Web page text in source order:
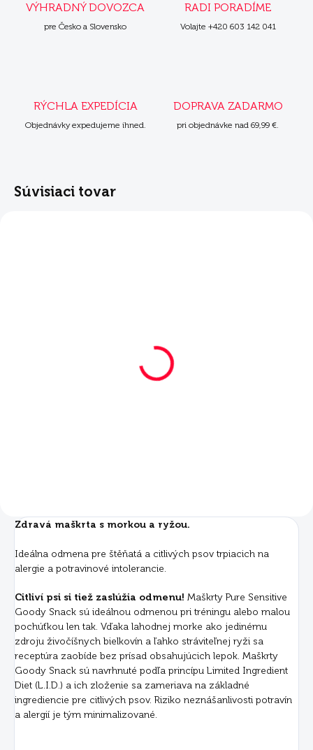
VÝHRADNÝ DOVOZCA
pre Česko a Slovensko
RADI PORADÍME
Volajte +420 603 142 041
RÝCHLA EXPEDÍCIA
Objednávky expedujeme ihned.
DOPRAVA ZADARMO
pri objednávke nad 69,99 €.
Súvisiaci tovar
Goody Snacks morka
Zdravá maškrta s morkou a ryžou.
Ideálna odmena pre štěňatá a citlivých psov trpiacich na
alergie a potravinové intolerancie.
Citliví psi si tiež zaslúžia odmenu! Maškrty Pure Sensitive
Goody Snack sú ideálnou odmenou pri tréningu alebo malou
pochúťkou len tak. Vďaka lahodnej morke ako jedinému
zdroju živočíšnych bielkovín a ľahko stráviteľnej ryži sa
receptúra ​​zaobíde bez prísad obsahujúcich lepok. Maškrty
Goody Snack sú navrhnuté podľa princípu Limited Ingredient
Diet (L.I.D.) a ich zloženie sa zameriava na základné
ingrediencie pre citlivých psov. Riziko neznášanlivosti potravín
a alergií je tým minimalizované.